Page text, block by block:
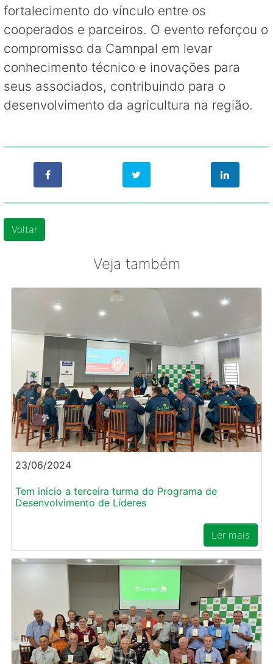
fortalecimento do vínculo entre os
cooperados e parceiros. O evento reforçou o
compromisso da Camnpal em levar
conhecimento técnico e inovações para
seus associados, contribuindo para o
desenvolvimento da agricultura na região.
Voltar
Veja também
23/06/2024
Tem inicio a terceira turma do Programa de
Desenvolvimento de Líderes
Ler mais